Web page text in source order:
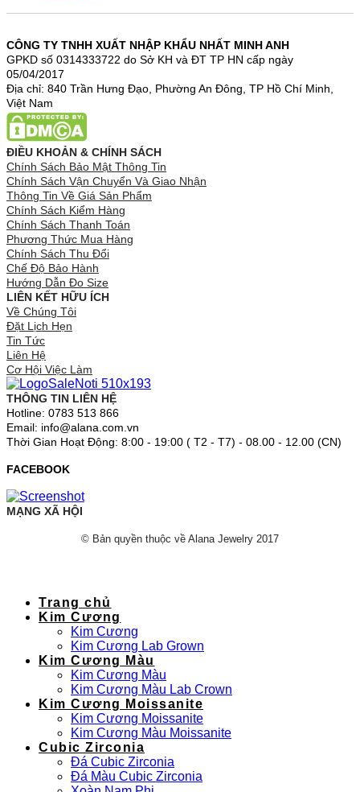
CÔNG TY TNHH XUẤT NHẬP KHẨU NHẤT MINH ANH
GPKD số 0314333722 do Sở KH và ĐT TP HN cấp ngày
05/04/2017
Địa chỉ: 840 Trần Hưng Đạo, Phường An Đông, TP Hồ Chí Minh,
Việt Nam
ĐIỀU KHOẢN & CHÍNH SÁCH
Chính Sách Bảo Mật Thông Tin
Chính Sách Vận Chuyển Và Giao Nhận
Thông Tin Về Giá Sản Phẩm
Chính Sách Kiểm Hàng
Chính Sách Thanh Toán
Phương Thức Mua Hàng
Chính Sách Thu Đổi
Chế Độ Bảo Hành
Hướng Dẫn Đo Size
LIÊN KẾT HỮU ÍCH
Về Chúng Tôi
Đặt Lịch Hẹn
Tin Tức
Liên Hệ
Cơ Hội Việc Làm
THÔNG TIN LIÊN HỆ
Hotline: 0783 513 866
Email: info@alana.com.vn
Thời Gian Hoạt Động: 8:00 - 19:00 ( T2 - T7) - 08.00 - 12.00 (CN)
FACEBOOK
MẠNG XÃ HỘI
© Bản quyền thuộc về Alana Jewelry 2017
Trang chủ
Kim Cương
Kim Cương
Kim Cương Lab Grown
Kim Cương Màu
Kim Cương Màu
Kim Cương Màu Lab Crown
Kim Cương Moissanite
Kim Cương Moissanite
Kim Cương Màu Moissanite
Cubic Zirconia
Đá Cubic Zirconia
Đá Màu Cubic Zirconia